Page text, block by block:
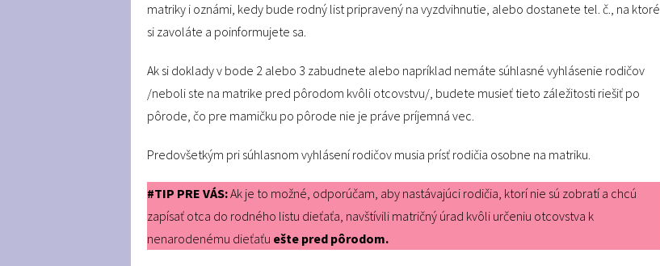
matriky i oznámi, kedy bude rodný list pripravený na vyzdvihnutie, alebo dostanete tel. č., na ktoré
si zavoláte a poinformujete sa.
Ak si doklady v bode 2 alebo 3 zabudnete alebo napríklad nemáte súhlasné vyhlásenie rodičov
/neboli ste na matrike pred pôrodom kvôli otcovstvu/, budete musieť tieto záležitosti riešiť po
pôrode, čo pre mamičku po pôrode nie je práve príjemná vec.
Predovšetkým pri súhlasnom vyhlásení rodičov musia prísť rodičia osobne na matriku.
#TIP PRE VÁS:Ak je to možné, odporúčam, aby nastávajúci rodičia, ktorí nie sú zobratí a chcú
zapísať otca do rodného listu dieťaťa, navštívili matričný úrad kvôli určeniu otcovstva k
nenarodenému dieťaťu ešte pred pôrodom.